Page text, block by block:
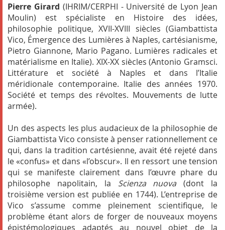
Pierre Girard (IHRIM/CERPHI - Université de Lyon Jean
Moulin) est spécialiste en Histoire des idées,
philosophie politique, XVII-XVIII siècles (Giambattista
Vico, Émergence des Lumières à Naples, cartésianisme,
Pietro Giannone, Mario Pagano. Lumières radicales et
matérialisme en Italie). XIX-XX siècles (Antonio Gramsci.
Littérature et société à Naples et dans l’Italie
méridionale contemporaine. Italie des années 1970.
Société et temps des révoltes. Mouvements de lutte
armée).
Un des aspects les plus audacieux de la philosophie de
Giambattista Vico consiste à penser rationnellement ce
qui, dans la tradition cartésienne, avait été rejeté dans
le «confus» et dans «l’obscur». Il en ressort une tension
qui se manifeste clairement dans l’œuvre phare du
philosophe napolitain, la Scienza nuova(dont la
troisième version est publiée en 1744). L’entreprise de
Vico s’assume comme pleinement scientifique, le
problème étant alors de forger de nouveaux moyens
épistémologiques adaptés au nouvel objet de la